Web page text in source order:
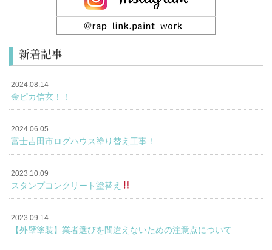
新着記事
2024.08.14
金ピカ信玄！！
2024.06.05
富士吉田市ログハウス塗り替え工事！
2023.10.09
スタンプコンクリート塗替え
2023.09.14
【外壁塗装】業者選びを間違えないための注意点について